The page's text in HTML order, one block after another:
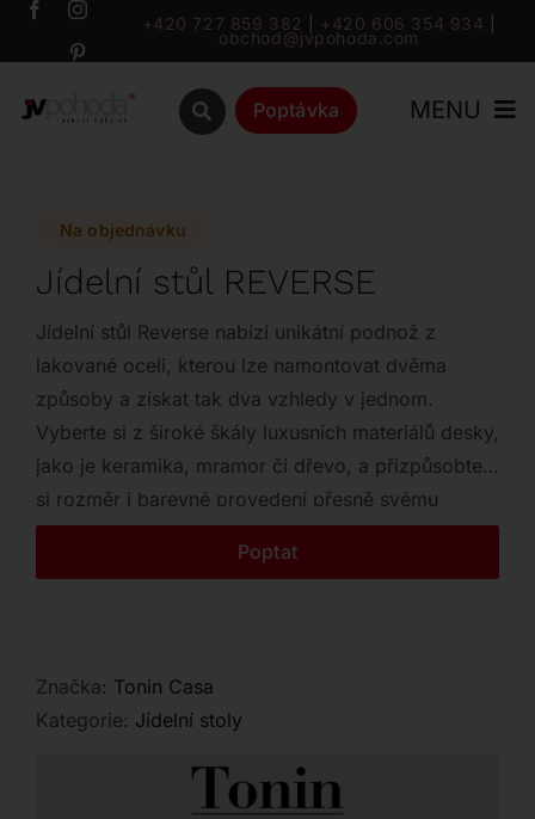
Přeskočit
+420 727 859 382 +420 606 354 934
obchod@jvpohoda.com
Poptávka MENU
Katalog
Značky
Outlet
Kontakt
Na objednávku
Jídelní stůl REVERSE
Jídelní stůl Reverse nabízí unikátní podnož z
lakované oceli, kterou lze namontovat dvěma
způsoby a získat tak dva vzhledy v jednom.
Vyberte si z široké škály luxusních materiálů desky,
jako je keramika, mramor či dřevo, a přizpůsobte
si rozměr i barevné provedení přesně svému
interiéru.
Poptat
Značka: Tonin Casa
Kategorie: Jídelní stoly